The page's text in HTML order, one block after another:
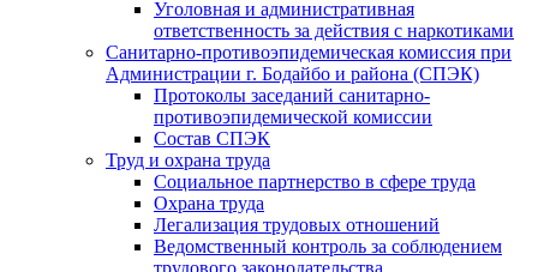
Уголовная и административная
ответственность за действия с наркотиками
Санитарно-противоэпидемическая комиссия при
Администрации г. Бодайбо и района (СПЭК)
Протоколы заседаний санитарно-
противоэпидемической комиссии
Состав СПЭК
Труд и охрана труда
Социальное партнерство в сфере труда
Охрана труда
Легализация трудовых отношений
Ведомственный контроль за соблюдением
трудового законодательства